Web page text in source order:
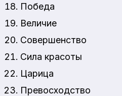
Победа
Величие
Совершенство
Сила красоты
Царица
Превосходство